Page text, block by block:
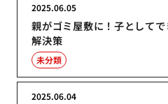
親がゴミ屋敷に！子としてで
解決策
2025.06.05
未分類
2025.06.04